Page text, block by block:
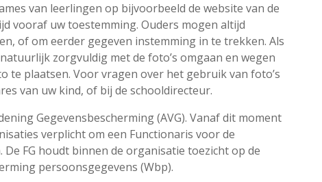
van leerlingen op bijvoorbeeld de website van de
vooraf uw toestemming. Ouders mogen altijd
of om eerder gegeven instemming in te trekken. Als
zorgvuldig met de foto’s omgaan en wegen
te plaatsen. Voor vragen over het gebruik van foto’s
van uw kind, of bij de schooldirecteur.
Gegevensbescherming (AVG). Vanaf dit moment
verplicht om een Functionaris voor de
De FG houdt binnen de organisatie toezicht op de
persoonsgegevens (Wbp).